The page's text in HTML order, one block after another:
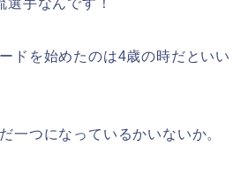
ドを始めたのは4歳の時だといい
一つになっているかいないか。